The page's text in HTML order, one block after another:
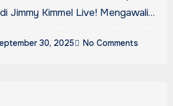
Jimmy Kimmel Live! Mengawali…
30, 2025 No Comments